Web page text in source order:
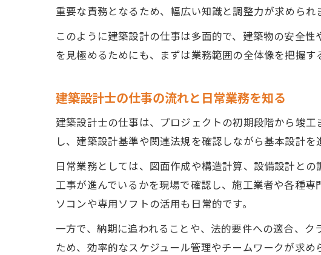
重要な責務となるため、幅広い知識と調整力が求められ
このように建築設計の仕事は多面的で、建築物の安全
を見極めるためにも、まずは業務範囲の全体像を把握す
建築設計士の仕事の流れと日常業務を知る
建築設計士の仕事は、プロジェクトの初期段階から竣
し、建築設計基準や関連法規を確認しながら基本設計
日常業務としては、図面作成や構造計算、設備設計と
工事が進んでいるかを現場で確認し、施工業者や各種
ソコンや専用ソフトの活用も日常的です。
一方で、納期に追われることや、法的要件への適合、
ため、効率的なスケジュール管理やチームワークが求